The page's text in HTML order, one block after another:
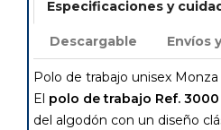
Especificaciones y
Descargable Envíos
Polo de trabajo unisex
El polo de trabajo Ref. 3000
del algodón con un diseño